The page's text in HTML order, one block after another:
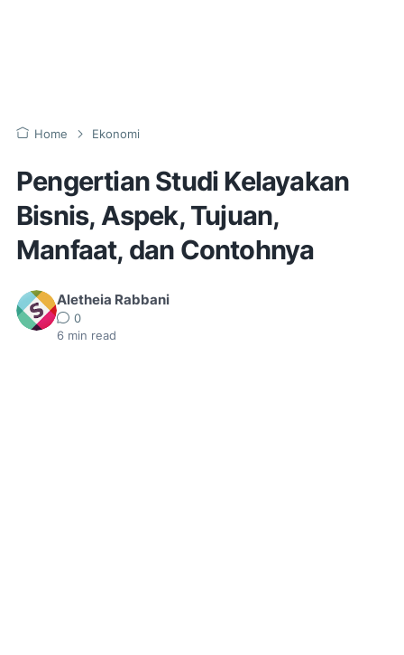
Home Ekonomi
Pengertian Studi Kelayakan
Bisnis, Aspek, Tujuan,
Manfaat, dan Contohnya
Aletheia Rabbani
0
6 min read